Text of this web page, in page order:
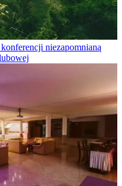
niezapomnianą